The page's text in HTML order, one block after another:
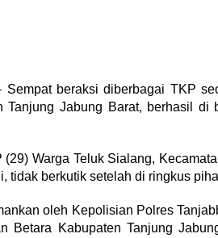
Sempat beraksi diberbagai TKP
Tanjung Jabung Barat, berhasil
(29) Warga Teluk Sialang,
tidak berkutik setelah di ringkus
oleh Kepolisian Polres
Betara Kabupaten Tanjung